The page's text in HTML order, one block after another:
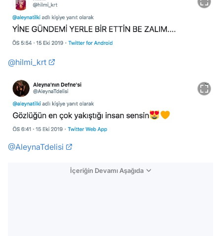
@hilmi_krt
@AleynaTdelisi
İçeriğin Devamı Aşağıda